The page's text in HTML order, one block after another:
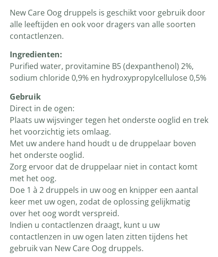
New Care Oog druppels is geschikt voor gebruik door
alle leeftijden en ook voor dragers van alle soorten
contactlenzen.
Ingredienten:
Purified water, provitamine B5 (dexpanthenol) 2%,
sodium chloride 0,9% en hydroxypropylcellulose 0,5%
Gebruik
Direct in de ogen:
Plaats uw wijsvinger tegen het onderste ooglid en trek
het voorzichtig iets omlaag.
Met uw andere hand houdt u de druppelaar boven
het onderste ooglid.
Zorg ervoor dat de druppelaar niet in contact komt
met het oog.
Doe 1 à 2 druppels in uw oog en knipper een aantal
keer met uw ogen, zodat de oplossing gelijkmatig
over het oog wordt verspreid.
Indien u contactlenzen draagt, kunt u uw
contactlenzen in uw ogen laten zitten tijdens het
gebruik van New Care Oog druppels.